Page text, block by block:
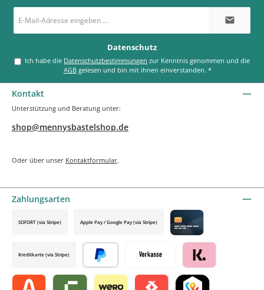
Mail-
*
Datenschutz
Ich habe die Datenschutzbestimmungen
AGB gelesen und bin mit ihnen einverstanden.*
Kontakt
Unterstützung und Beratung unter:
shop@mennysbastelshop.de
Oder über unser Kontaktformular.
Zahlungsarten
Vorkasse Klarna by mollie
SOFORT (via Stripe) Apple Pay / Google Pay (via Stripe)
Credit card by mollie
Kreditkarte (via Stripe)
Später bezahlen